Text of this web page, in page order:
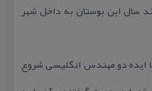
سال این بوستان به داخل شهر
ایده دو مهندس انگلیسی شروع